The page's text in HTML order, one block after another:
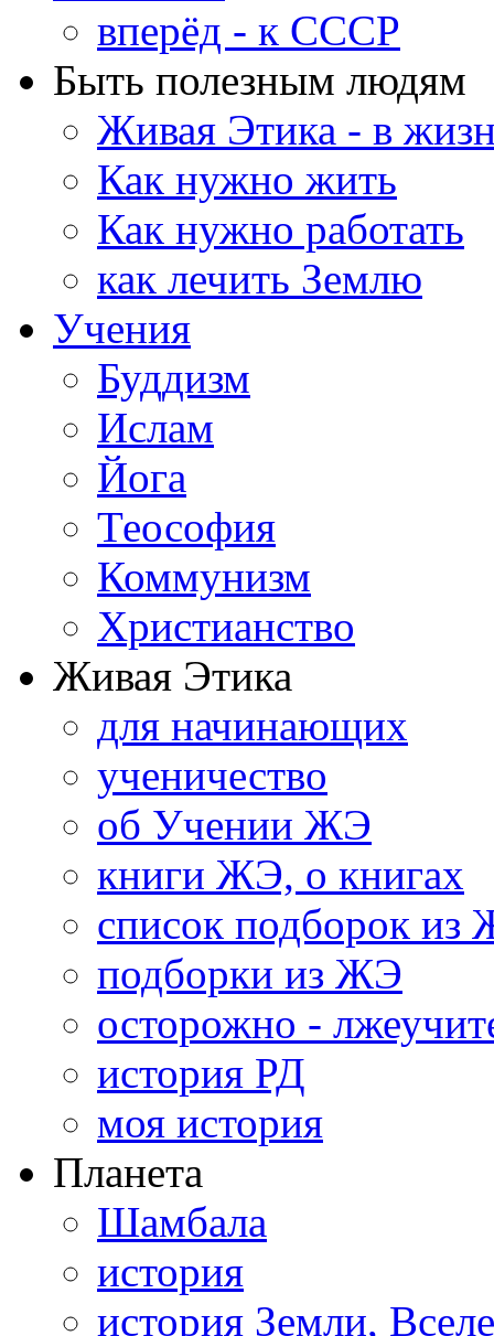
вперёд - к СССР
Быть полезным людям
Живая Этика - в
Как нужно жить
Как нужно работать
как лечить Землю
Учения
Буддизм
Ислам
Йога
Теософия
Коммунизм
Христианство
Живая Этика
для начинающих
ученичество
об Учении ЖЭ
книги ЖЭ, о книгах
список подборок из
подборки из ЖЭ
осторожно -
история РД
моя история
Планета
Шамбала
история
история Земли,